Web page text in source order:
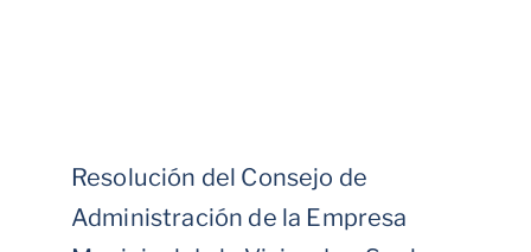
Resolución del Consejo de
Administración de la Empresa